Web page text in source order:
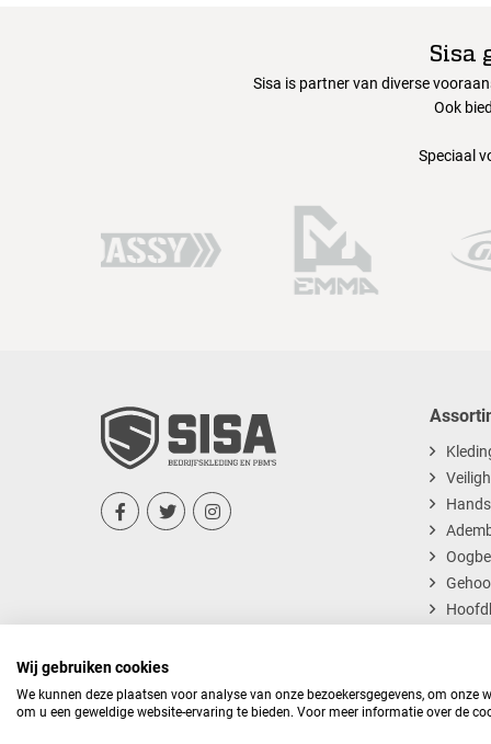
Sisa
Sisa is partner van diverse
Ook
Speciaal
  
Wij gebruiken cookies
We kunnen deze plaatsen voor analyse van onze bezoekersgegevens, om onze
om u een geweldige website-ervaring te bieden. Voor meer informatie over de